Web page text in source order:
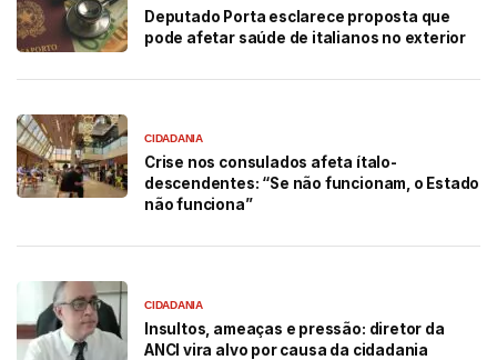
Deputado Porta esclarece proposta que
pode afetar saúde de italianos no exterior
CIDADANIA
Crise nos consulados afeta ítalo-
descendentes: “Se não funcionam, o Estado
não funciona”
CIDADANIA
Insultos, ameaças e pressão: diretor da
ANCI vira alvo por causa da cidadania